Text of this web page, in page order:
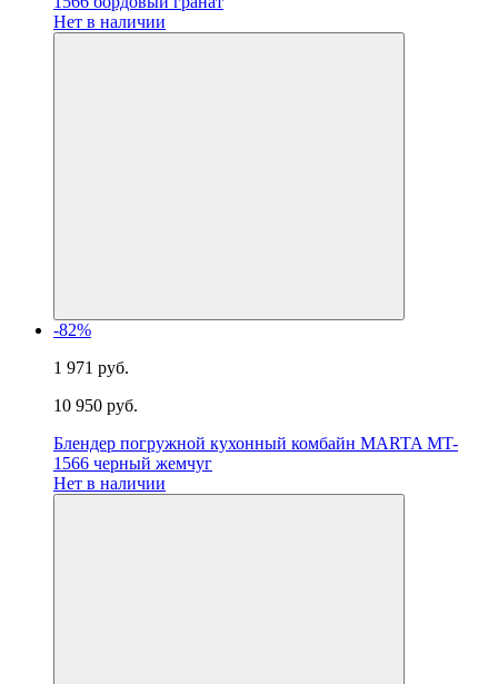
Нет в наличии
-82%
1 971 руб.
10 950 руб.
Блендер погружной кухонный комбайн MARTA MT-
1566 черный жемчуг
Нет в наличии